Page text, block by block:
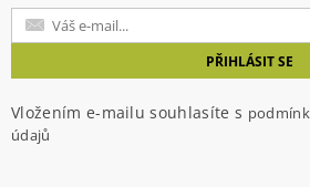
Vložením e-mailu souhlasíte s
údajů